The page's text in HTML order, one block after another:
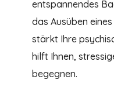
entspannendes
das Ausüben
stärkt Ihre
hilft Ihnen,
begegnen.